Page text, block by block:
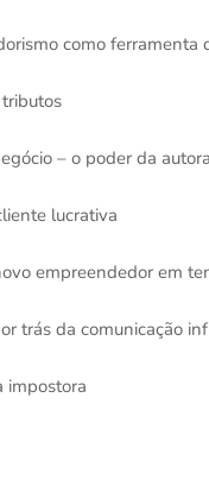
como ferramenta
– o poder da
lucrativa
empreendedor em
trás da comunicação
impostora